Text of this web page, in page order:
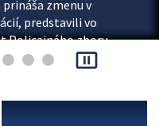
zmenu v
predstavili vo
Policajného zboru
výcviku...
pause_presentation